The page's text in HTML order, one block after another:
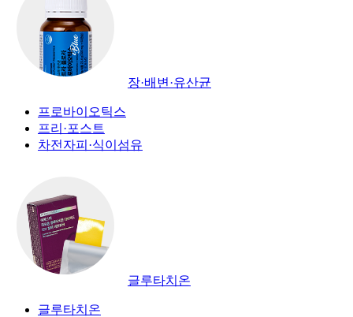
장·배변·유산균
프로바이오틱스
프리·포스트
차전자피·식이섬유
글루타치온
글루타치온